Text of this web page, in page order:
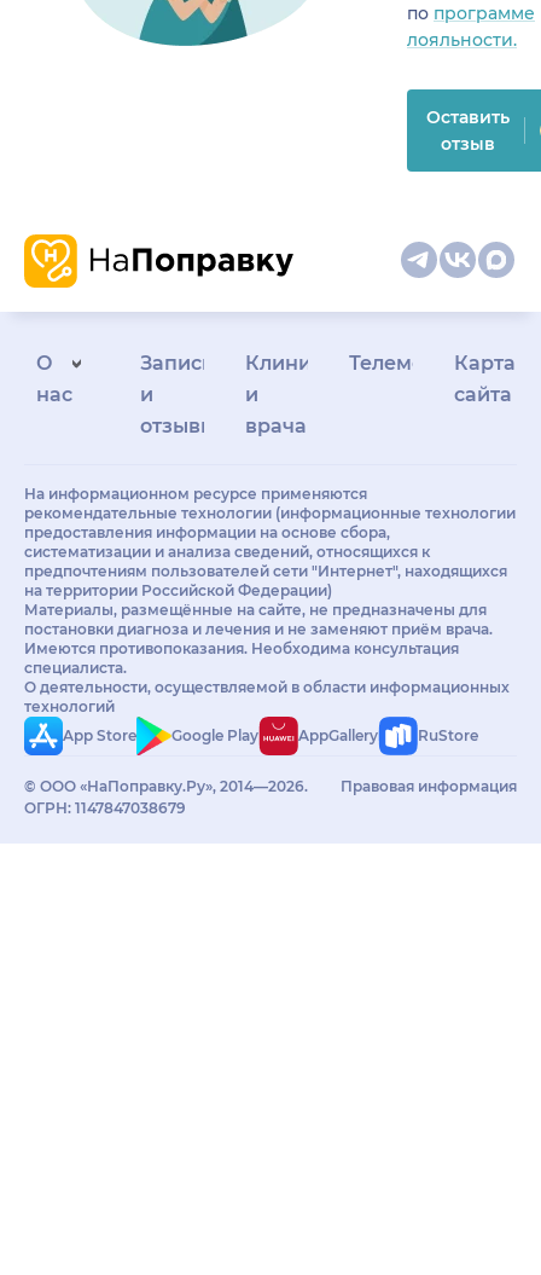
по программе
лояльности.
Оставить
отзыв
О
нас
Запись
и
отзывы
Клиникам
и
врачам
Телемедицина
Карта
сайта
На информационном ресурсе применяются
рекомендательные технологии (информационные технологии
предоставления информации на основе сбора,
систематизации и анализа сведений, относящихся к
предпочтениям пользователей сети "Интернет", находящихся
на территории Российской Федерации)
Материалы, размещённые на сайте, не предназначены для
постановки диагноза и лечения и не заменяют приём врача.
Имеются противопоказания. Необходима консультация
специалиста.
О деятельности, осуществляемой в области информационных
технологий
App Store
Google Play AppGallery RuStore
© ООО «НаПоправку.Ру», 2014—2026.
ОГРН: 1147847038679
Правовая информация